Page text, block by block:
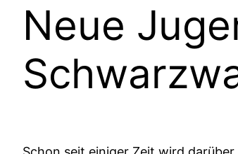
Neue